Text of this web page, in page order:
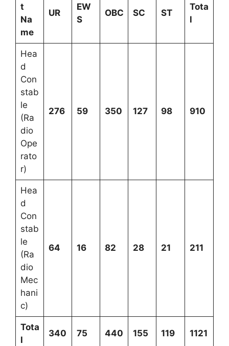
t
Na
me
UR
EW
S
OBC SC ST
Tota
l
Hea
d
Con
stab
le
(Ra
dio
Ope
rato
r)
276 59 350 127 98 910
Hea
d
Con
stab
le
(Ra
dio
Mec
hani
c)
64 16 82 28 21 211
Tota
l
340 75 440 155 119 1121